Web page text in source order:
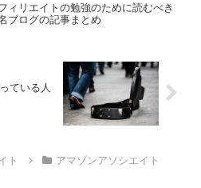
ィリエイトの勉強のために読むべき
ブログの記事まとめ
ている人
ト アマゾンアソシエイト